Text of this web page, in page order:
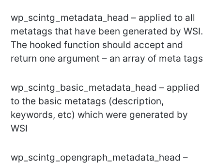
wp_scintg_metadata_head – applied to all
metatags that have been generated by WSI.
The hooked function should accept and
return one argument – an array of meta tags
wp_scintg_basic_metadata_head – applied
to the basic metatags (description,
keywords, etc) which were generated by
WSI
wp_scintg_opengraph_metadata_head –